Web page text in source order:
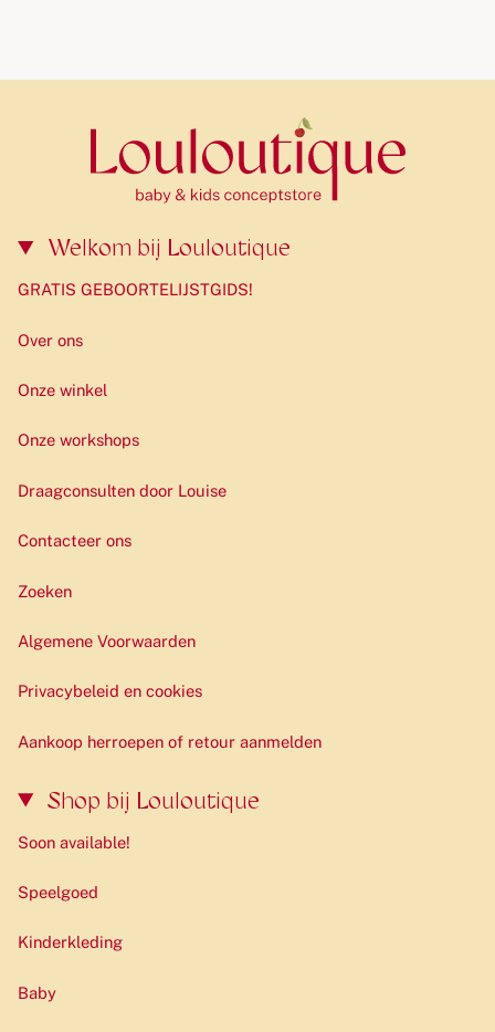
Welkom bij Louloutique
GRATIS GEBOORTELIJSTGIDS!
Over ons
Onze winkel
Onze workshops
Draagconsulten door Louise
Contacteer ons
Zoeken
Algemene Voorwaarden
Privacybeleid en cookies
Aankoop herroepen of retour aanmelden
Shop bij Louloutique
Soon available!
Speelgoed
Kinderkleding
Baby